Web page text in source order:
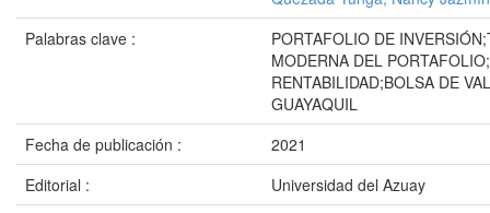
Palabras clave :
PORTAFOLIO DE
MODERNA DEL
RENTABILIDAD;BOLSA DE
GUAYAQUIL
Fecha de publicación :
2021
Editorial :
Universidad del Azuay